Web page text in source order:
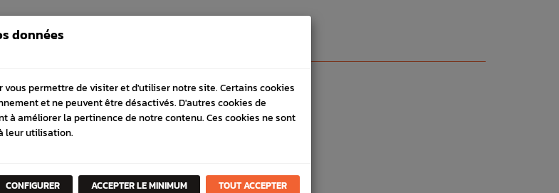
données
vous permettre de visiter et d'utiliser notre site. Certains cookies
et ne peuvent être désactivés. D'autres cookies de
à améliorer la pertinence de notre contenu. Ces cookies ne sont
leur utilisation.
CONFIGURER ACCEPTER LE MINIMUM TOUT ACCEPTER